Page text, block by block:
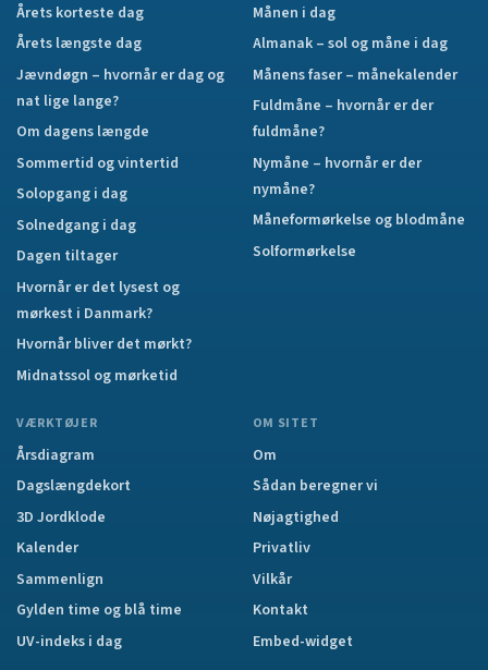
Årets korteste dag
Årets længste dag
Jævndøgn – hvornår er dag og
nat lige lange?
Om dagens længde
Sommertid og vintertid
Solopgang i dag
Solnedgang i dag
Dagen tiltager
Hvornår er det lysest og
mørkest i Danmark?
Hvornår bliver det mørkt?
Midnatssol og mørketid
Månen i dag
Almanak – sol og måne i dag
Månens faser – månekalender
Fuldmåne – hvornår er der
fuldmåne?
Nymåne – hvornår er der
nymåne?
Måneformørkelse og blodmåne
Solformørkelse
VÆRKTØJER
Årsdiagram
Dagslængdekort
3D Jordklode
Kalender
Sammenlign
Gylden time og blå time
UV-indeks i dag
OM SITET
Om
Sådan beregner vi
Nøjagtighed
Privatliv
Vilkår
Kontakt
Embed-widget